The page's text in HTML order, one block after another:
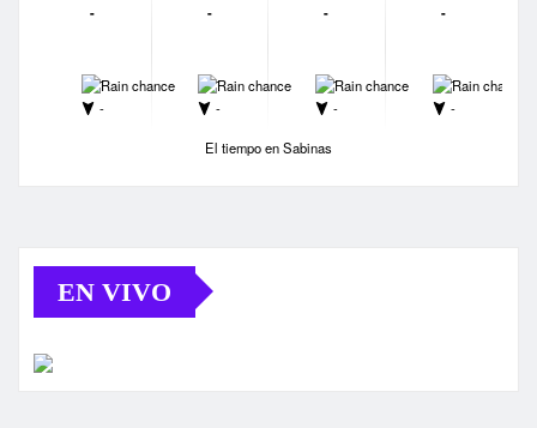
-
-
-
-
-
-
-
-
-
-
-
-
El tiempo en Sabinas
EN VIVO